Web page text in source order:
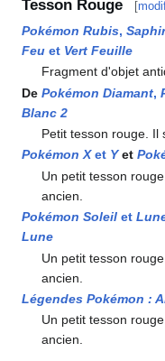
Tesson Rouge [
Pokémon Rubis, Saphir
Feu et Vert Feuille
Fragment d'objet
De Pokémon Diamant,
Blanc 2
Petit tesson rouge. Il
Pokémon Xet Yet
Un petit tesson
ancien.
Pokémon Soleil et
Lune
Un petit tesson
ancien.
Légendes Pokémon :
Un petit tesson
ancien.